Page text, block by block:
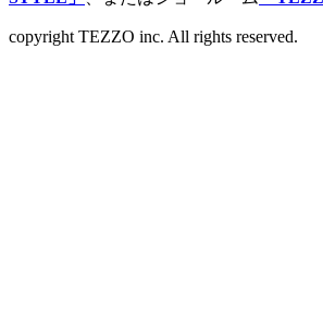
copyright TEZZO inc. All rights reserved.